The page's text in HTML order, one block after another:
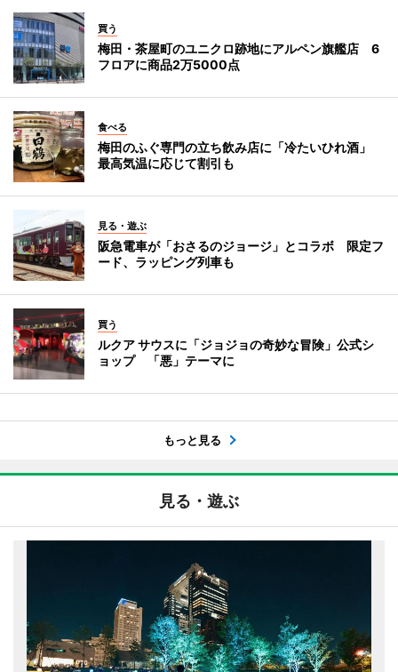
買う
梅田・茶屋町のユニクロ跡地にアルペン旗艦店 6
フロアに商品2万5000点
食べる
梅田のふぐ専門の立ち飲み店に「冷たいひれ酒」
最高気温に応じて割引も
見る・遊ぶ
阪急電車が「おさるのジョージ」とコラボ 限定フ
ード、ラッピング列車も
買う
ルクア サウスに「ジョジョの奇妙な冒険」公式シ
ョップ 「悪」テーマに
もっと見る
見る・遊ぶ